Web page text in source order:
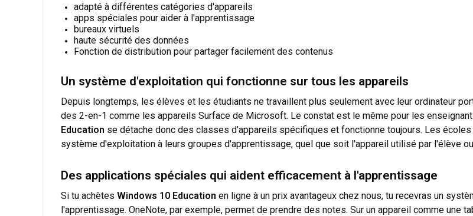
adapté à différentes catégories d'appareils
apps spéciales pour aider à l'apprentissage
bureaux virtuels
haute sécurité des données
Fonction de distribution pour partager facilement des contenus
Un système d'exploitation qui fonctionne sur tous les appareils
Depuis longtemps, les élèves et les étudiants ne travaillent plus seulement avec leur ordinateur
des 2-en-1 comme les appareils Surface de Microsoft. Le constat est le même pour les
Education se détache donc des classes d'appareils spécifiques et fonctionne toujours. Les
système d'exploitation à leurs groupes d'apprentissage, quel que soit l'appareil utilisé par l'élève
Des applications spéciales qui aident efficacement à l'apprentissage
Si tu achètes Windows 10 Education en ligne à un prix avantageux chez nous, tu recevras un
l'apprentissage. OneNote, par exemple, permet de prendre des notes. Sur un appareil comme une